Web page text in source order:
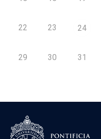
22 23 24
29 30 31